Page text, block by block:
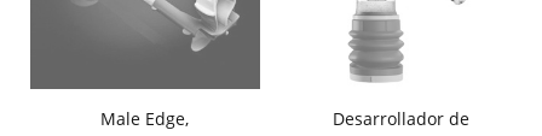
Male Edge,
Desarrollador de